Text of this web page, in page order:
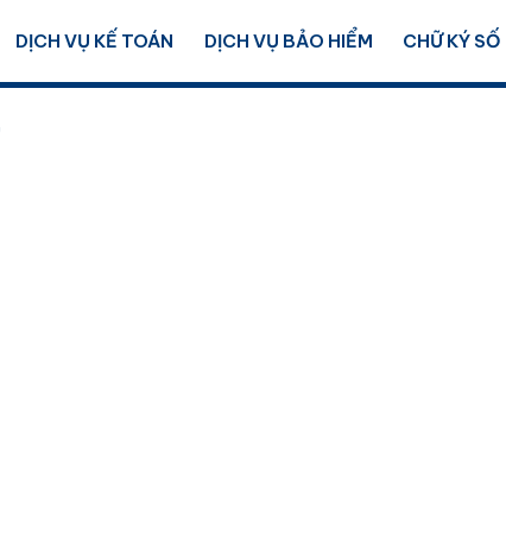
DỊCH VỤ KẾ TOÁN DỊCH VỤ BẢO HIỂM CHỮ KÝ SỐ